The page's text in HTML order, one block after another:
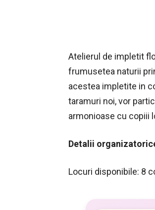
Atelierul de impletit
frumusetea naturii
acestea impletite in
taramuri noi, vor
armonioase cu copiii
Detalii
Locuri disponibile: 8